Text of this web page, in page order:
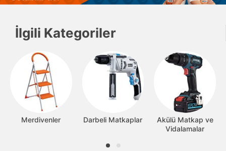
İlgili Kategoriler
Merdivenler Darbeli Matkaplar
Akülü Matkap ve
Vidalamalar